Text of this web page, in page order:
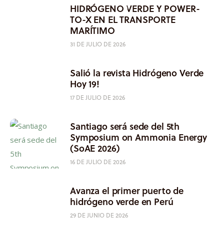
HIDRÓGENO VERDE Y POWER-
TO-X EN EL TRANSPORTE
MARÍTIMO
31 DE JULIO DE 2026
Salió la revista Hidrógeno Verde
Hoy 19!
17 DE JULIO DE 2026
Santiago será sede del 5th
Symposium on Ammonia Energy
(SoAE 2026)
16 DE JULIO DE 2026
Avanza el primer puerto de
hidrógeno verde en Perú
29 DE JUNIO DE 2026